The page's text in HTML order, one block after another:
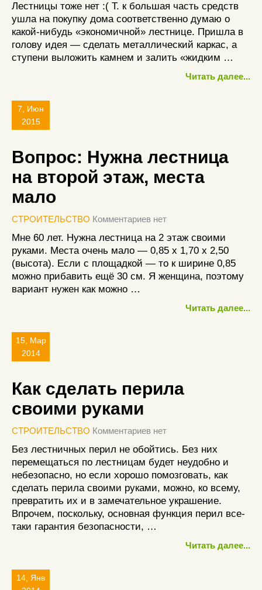
Лестницы тоже нет :( Т. к большая часть средств
ушла на покупку дома соответственно думаю о
какой-нибудь «экономичной» лестнице. Пришла в
голову идея — сделать металлический каркас, а
ступени выложить камнем и залить «жидким …
Читать далее...
7, Июн
2015
Вопрос: Нужна лестница
на второй этаж, места
мало
СТРОИТЕЛЬСТВО Комментариев нет
Мне 60 лет. Нужна лестница на 2 этаж своими
руками. Места очень мало — 0,85 х 1,70 х 2,50
(высота). Если с площадкой — то к ширине 0,85
можно прибавить ещё 30 см. Я женщина, поэтому
вариант нужен как можно …
Читать далее...
15, Мар
2014
Как сделать перила
своими руками
СТРОИТЕЛЬСТВО Комментариев нет
Без лестничных перил не обойтись. Без них
перемещаться по лестницам будет неудобно и
небезопасно, но если хорошо помозговать, как
сделать перила своими руками, можно, ко всему,
превратить их и в замечательное украшение.
Впрочем, поскольку, основная функция перил все-
таки гарантия безопасности, …
Читать далее...
14, Янв